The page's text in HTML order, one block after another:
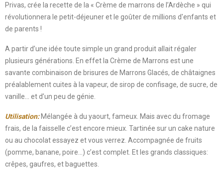
Privas, crée la recette de la « Crème de marrons de l’Ardèche » qui
révolutionnera le petit-déjeuner et le goûter de millions d'enfants et
de parents !
A partir d’une idée toute simple un grand produit allait régaler
plusieurs générations. En effet la Crème de Marrons est une
savante combinaison de brisures de Marrons Glacés, de châtaignes
préalablement cuites à la vapeur, de sirop de confisage, de sucre, de
vanille… et d’un peu de génie.
Utilisation: Mélangée à du yaourt, fameux. Mais avec du fromage
frais, de la faisselle c’est encore mieux. Tartinée sur un cake nature
ou au chocolat essayez et vous verrez. Accompagnée de fruits
(pomme, banane, poire...) c’est complet. Et les grands classiques:
crêpes, gaufres, et baguettes.